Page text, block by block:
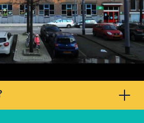
administratie, begroting en omzet >
verhuur en communicatie >
vergoedingen, betaalde krachten